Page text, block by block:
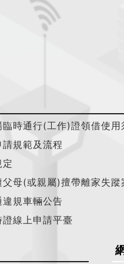
時通行(工作)證領借使用
規範及流程
母(或親屬)擅帶離家失蹤
規車輛公告
線上申請平臺